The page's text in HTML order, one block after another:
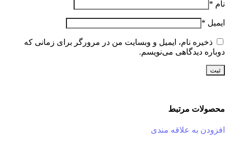
نام *
ایمیل *
ذخیره نام، ایمیل و وبسایت من در مرورگر برای زمانی که
دوباره دیدگاهی می‌نویسم.
محصولات مرتبط
افزودن به علاقه مندی